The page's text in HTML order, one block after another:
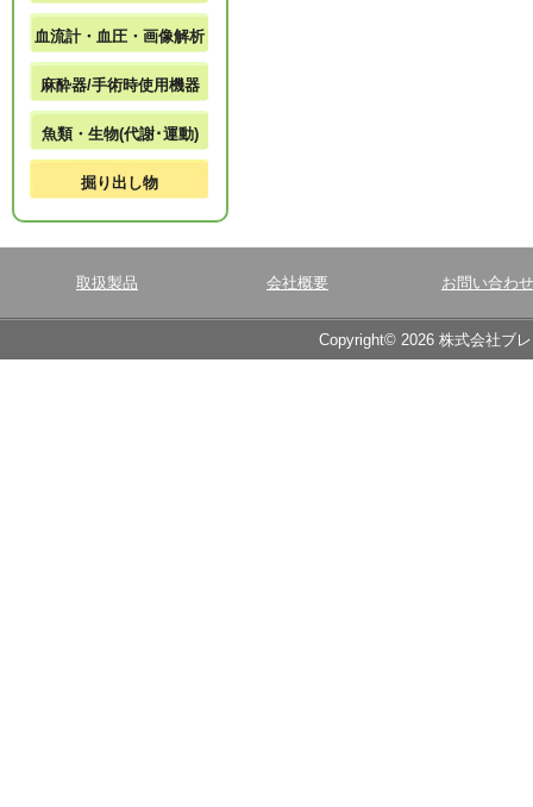
血流計・血圧・画像解析
麻酔器/手術時使用機器
魚類・生物(代謝･運動)
掘り出し物
取扱製品 会社概要 お問い合わせ
Copyright© 2026 株式会社ブ